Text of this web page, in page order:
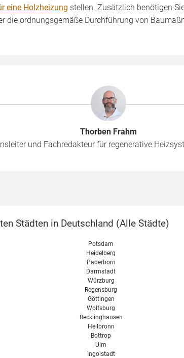
eine Holzheizung stellen. Zusätzlich benötigen
die ordnungsgemäße Durchführung von
Thorben Frahm
und Fachredakteur für regenerative
Städten in Deutschland (Alle Städte)
Potsdam
Heidelberg
Paderborn
Darmstadt
Würzburg
Regensburg
Göttingen
Wolfsburg
Recklinghausen
Heilbronn
Bottrop
Ulm
Ingolstadt